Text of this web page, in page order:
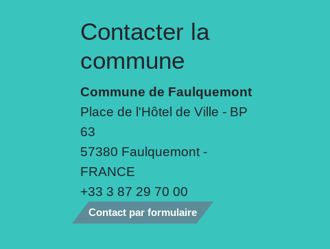
Contacter la
commune
Commune de Faulquemont
Place de l'Hôtel de Ville - BP
63
57380 Faulquemont -
FRANCE
+33 3 87 29 70 00
Contact par formulaire